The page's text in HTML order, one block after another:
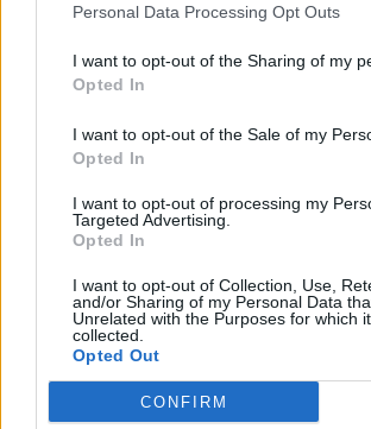
Personal Data Processing Opt Outs
I want to opt-out of the Sharing of my
Opted In
I want to opt-out of the Sale of my
Opted In
I want to opt-out of processing my
Targeted Advertising.
Opted In
I want to opt-out of Collection, Use,
and/or Sharing of my Personal Data
Unrelated with the Purposes for which
collected.
Opted Out
CONFIRM
Kto się boi małżeństwa dwóch
małżeństwa dwóch kobiet)?
Komu szkodzi to, że państwo uzna więź, która
osobistą, rodzinną, życiową? Kogo i dlaczego